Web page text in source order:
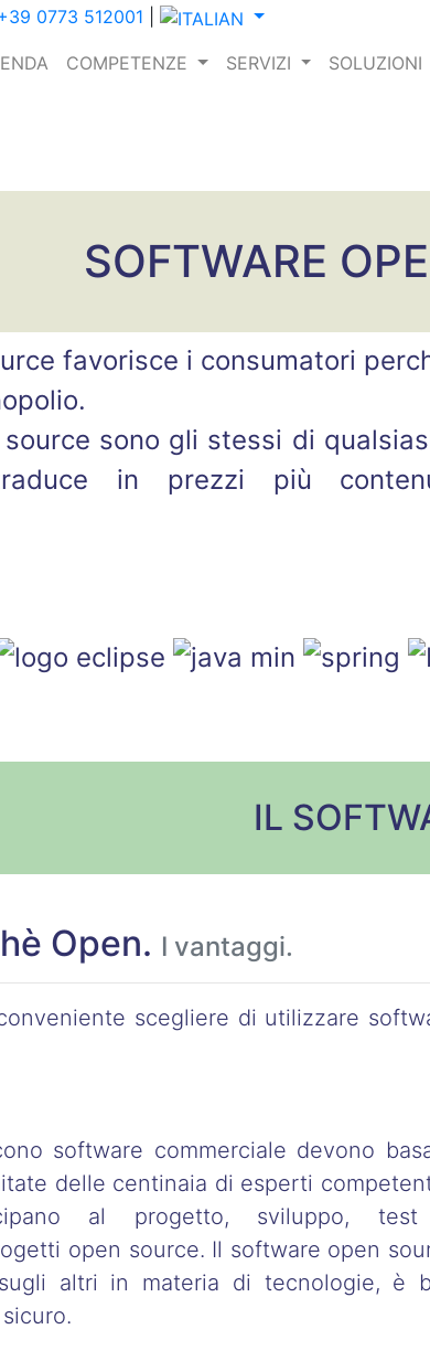
0773 512001
COMPETENZE SERVIZI SOLUZIONI
SOFTWARE
favorisce i consumatori
sono gli stessi di
in prezzi più
IL
Open. I vantaggi.
scegliere di utilizzare
software commerciale devono
delle centinaia di esperti
al progetto, sviluppo,
open source. Il software open
altri in materia di tecnologie, è